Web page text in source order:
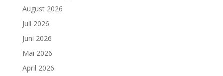
August 2026
Juli 2026
Juni 2026
Mai 2026
April 2026